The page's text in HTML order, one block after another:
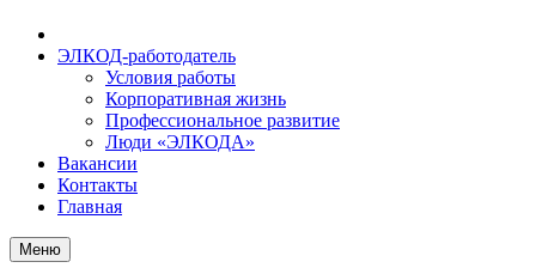
ЭЛКОД-работодатель
Условия работы
Корпоративная жизнь
Профессиональное развитие
Люди «ЭЛКОДА»
Вакансии
Контакты
Главная
Меню